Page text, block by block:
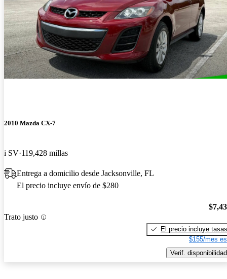
2010 Mazda CX-7
i SV 119,428 millas
Entrega a domicilio desde Jacksonville, FL
El precio incluye envío de $280
Trato justo
El precio incluye tasas
$155/mes
Verif. disponibilidad